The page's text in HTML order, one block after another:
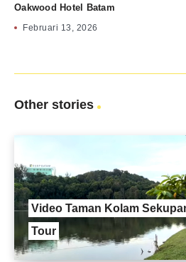
Oakwood Hotel Batam
Februari 13, 2026
Other stories
Video Taman Kolam
Tour